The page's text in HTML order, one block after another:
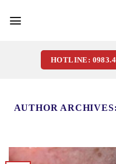
HOTLINE:
AUTHOR